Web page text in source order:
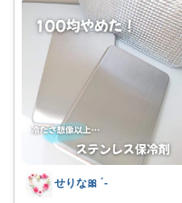
せりな🎀 ´-